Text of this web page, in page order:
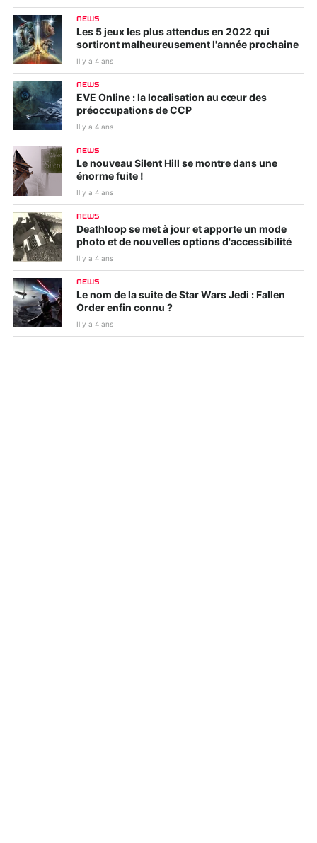
NEWS
Les 5 jeux les plus attendus en 2022 qui
sortiront malheureusement l'année prochaine
Il y a 4 ans
NEWS
EVE Online : la localisation au cœur des
préoccupations de CCP
Il y a 4 ans
NEWS
Le nouveau Silent Hill se montre dans une
énorme fuite !
Il y a 4 ans
NEWS
Deathloop se met à jour et apporte un mode
photo et de nouvelles options d'accessibilité
Il y a 4 ans
NEWS
Le nom de la suite de Star Wars Jedi : Fallen
Order enfin connu ?
Il y a 4 ans